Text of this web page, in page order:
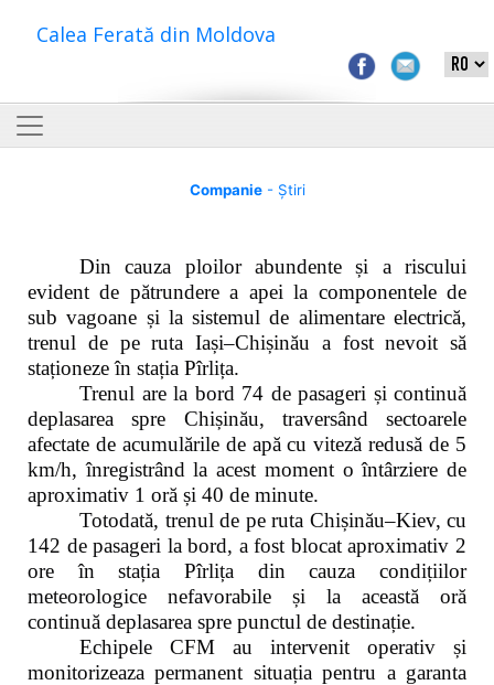
Calea Ferată din Moldova
Companie- Știri
Din cauza ploilor abundente și a riscului
evident de pătrundere a apei la componentele de
sub vagoane și la sistemul de alimentare electrică,
trenul de pe ruta Iași–Chișinău a fost nevoit să
staționeze în stația Pîrlița.
Trenul are la bord 74 de pasageri și continuă
deplasarea spre Chișinău, traversând sectoarele
afectate de acumulările de apă cu viteză redusă de 5
km/h, înregistrând la acest moment o întârziere de
aproximativ 1 oră și 40 de minute.
Totodată, trenul de pe ruta Chișinău–Kiev, cu
142 de pasageri la bord, a fost blocat aproximativ 2
ore în stația Pîrlița din cauza condițiilor
meteorologice nefavorabile și la această oră
continuă deplasarea spre punctul de destinație.
Echipele CFM au intervenit operativ și
monitorizeaza permanent situația pentru a garanta